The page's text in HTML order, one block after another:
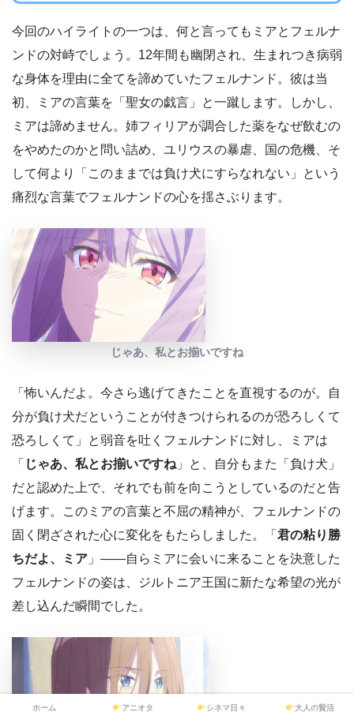
今回のハイライトの一つは、何と言ってもミアとフェルナ
ンドの対峙でしょう。12年間も幽閉され、生まれつき病弱
な身体を理由に全てを諦めていたフェルナンド。彼は当
初、ミアの言葉を「聖女の戯言」と一蹴します。しかし、
ミアは諦めません。姉フィリアが調合した薬をなぜ飲むの
をやめたのかと問い詰め、ユリウスの暴虐、国の危機、そ
して何より「このままでは負け犬にすらなれない」という
痛烈な言葉でフェルナンドの心を揺さぶります。
じゃあ、私とお揃いですね
「怖いんだよ。今さら逃げてきたことを直視するのが。自
分が負け犬だということが付きつけられるのが恐ろしくて
恐ろしくて」と弱音を吐くフェルナンドに対し、ミアは
「 じゃあ、私とお揃いですね」と、自分もまた「負け犬」
だと認めた上で、それでも前を向こうとしているのだと告
げます。このミアの言葉と不屈の精神が、フェルナンドの
固く閉ざされた心に変化をもたらしました。「 君の粘り勝
ちだよ、ミア 」――自らミアに会いに来ることを決意した
フェルナンドの姿は、ジルトニア王国に新たな希望の光が
差し込んだ瞬間でした。
ホーム アニオタ シネマ日々 大人の賢活